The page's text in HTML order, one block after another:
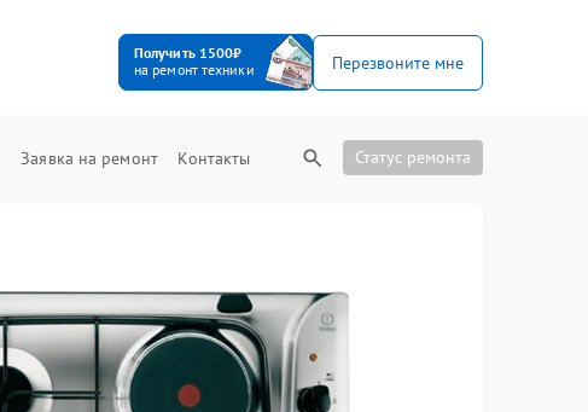
Получить 1500₽
на ремонт техники
Перезвоните мне
Заявка на ремонт Контакты Статус ремонта